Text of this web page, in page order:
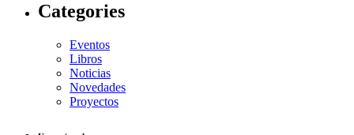
Categories
Eventos
Libros
Noticias
Novedades
Proyectos